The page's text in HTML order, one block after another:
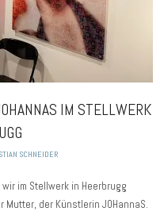
IM STELLWERK
SCHNEIDER
im Stellwerk in Heerbrugg
der Künstlerin JOHannaS.